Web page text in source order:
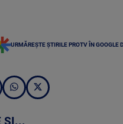
URMĂREȘTE ȘTIRILE PROTV ÎN GOOGLE